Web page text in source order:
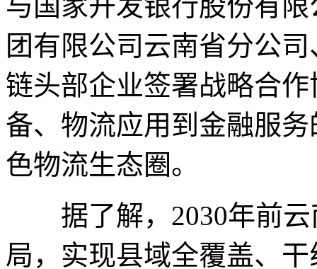
与国家开发银行股份有
团有限公司云南省分公
链头部企业签署战略合
备、物流应用到金融服
色物流生态圈。
据了解，2030年前云
局，实现县域全覆盖、